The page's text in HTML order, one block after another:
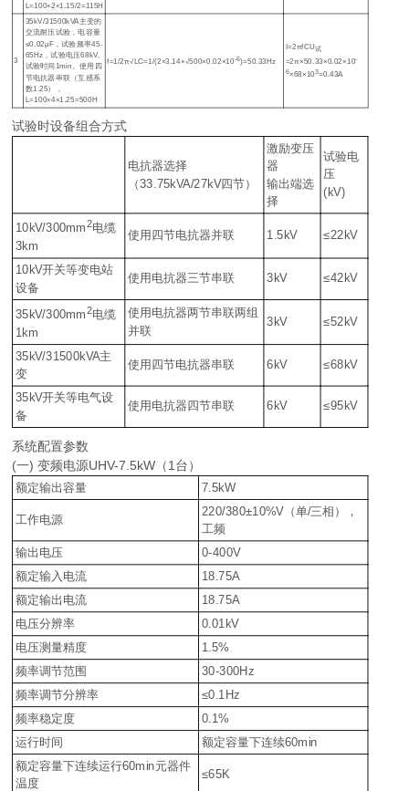
L=100×2×1.15/2=115H
3
35kV/31500kVA主变的
交流耐压试验，电容量
≤0.02μF，试验频率45-
65Hz，试验电压68kV,
试验时间1min。使用四
节电抗器串联（互感系
数1.25），
L=100×4×1.25=500H
f=1/2π√LC=1/(2×3.14×√500×0.02×10 -6)=50.33Hz
I=2πfCU试
=2π×50.33×0.02×10
6×68×103=0.43A
试验时设备组合方式
电抗器选择
（33.75kVA/27kV四节）
激励变压
器
输出端选
择
试验电
压
(kV)
10kV/300mm2电缆
3km
使用四节电抗器并联 1.5kV ≤22kV
10kV开关等变电站
设备
使用电抗器三节串联 3kV ≤42kV
35kV/300mm2电缆
1km
使用电抗器两节串联两组
并联
3kV ≤52kV
35kV/31500kVA主
变
使用四节电抗器串联 6kV ≤68kV
35kV开关等电气设
备
使用电抗器四节串联 6kV ≤95kV
系统配置参数
(一) 变频电源UHV-7.5kW（1台）
额定输出容量 7.5kW
工作电源
220/380±10%V（单/三相），
工频
输出电压
0-400V
额定输入电流
18.75A
额定输出电流
18.75A
电压分辨率
0.01kV
电压测量精度
1.5%
频率调节范围 30-300Hz
频率调节分辨率
≤0.1Hz
频率稳定度
0.1%
运行时间
额定容量下连续60min
额定容量下连续运行60min元器件
温度
≤65K